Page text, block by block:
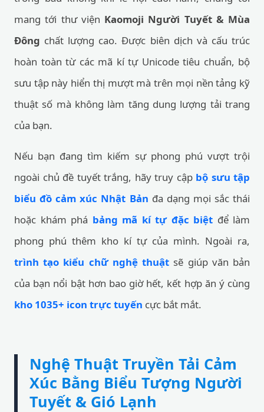
mang tới thư viện Kaomoji Người Tuyết & Mùa
Đông chất lượng cao. Được biên dịch và cấu trúc
hoàn toàn từ các mã kí tự Unicode tiêu chuẩn, bộ
sưu tập này hiển thị mượt mà trên mọi nền tảng kỹ
thuật số mà không làm tăng dung lượng tải trang
của bạn.
Nếu bạn đang tìm kiếm sự phong phú vượt trội
ngoài chủ đề tuyết trắng, hãy truy cập bộ sưu tập
biểu đồ cảm xúc Nhật Bản đa dạng mọi sắc thái
hoặc khám phá bảng mã kí tự đặc biệt để làm
phong phú thêm kho kí tự của mình. Ngoài ra,
trình tạo kiểu chữ nghệ thuật sẽ giúp văn bản
của bạn nổi bật hơn bao giờ hết, kết hợp ăn ý cùng
kho 1035+ icon trực tuyến cực bắt mắt.
Nghệ Thuật Truyền Tải Cảm
Xúc Bằng Biểu Tượng Người
Tuyết & Gió Lạnh